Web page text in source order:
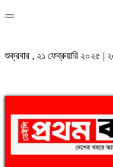
শুক্রবার , ২১ ফেব্রুয়ারি ২০২৫ |